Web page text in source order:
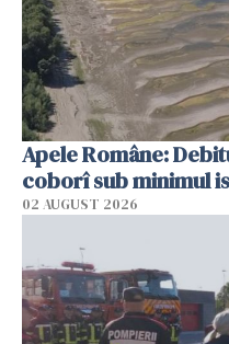
Apele Române:
coborî sub minimul
02 AUGUST 2026